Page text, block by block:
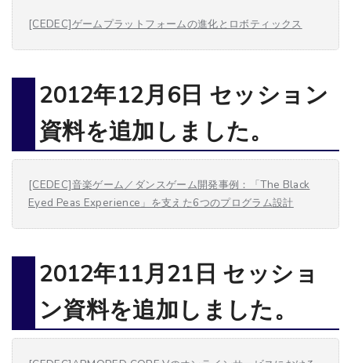
[CEDEC]ゲームプラットフォームの進化とロボティックス
2012年12月6日 セッション
資料を追加しました。
[CEDEC]音楽ゲーム／ダンスゲーム開発事例：「The Black
Eyed Peas Experience」を支えた6つのプログラム設計
2012年11月21日 セッショ
ン資料を追加しました。